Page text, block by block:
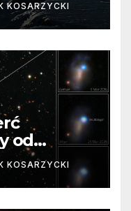
KOSARZYCKI
od
KOSARZYCKI